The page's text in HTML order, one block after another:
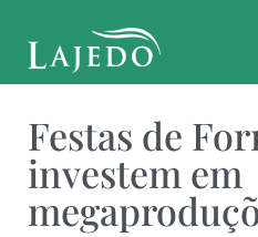
Festas de
investem em